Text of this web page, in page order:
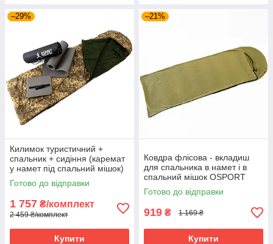
–29%
Килимок туристичний +
спальник + сидіння (каремат
у намет під спальний мішок)
OSPORT Lite Зима (n-0016)
Піксель
Готово до відправки
1 757 ₴/комплект
2 459 ₴/комплект
Купити
–21%
Ковдра флісова - вкладиш
для спальника в намет і в
спальний мішок OSPORT
(TY-0027) Хакі
Готово до відправки
919 ₴ 1 169 ₴
Купити